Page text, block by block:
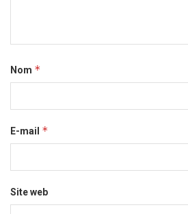
Nom *
E-mail *
Site web